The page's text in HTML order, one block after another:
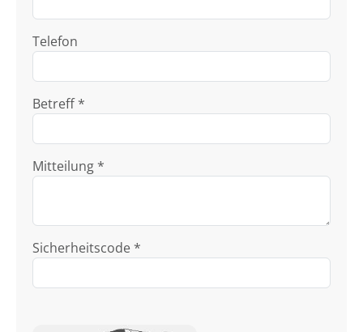
Telefon
Betreff *
Mitteilung *
Sicherheitscode *